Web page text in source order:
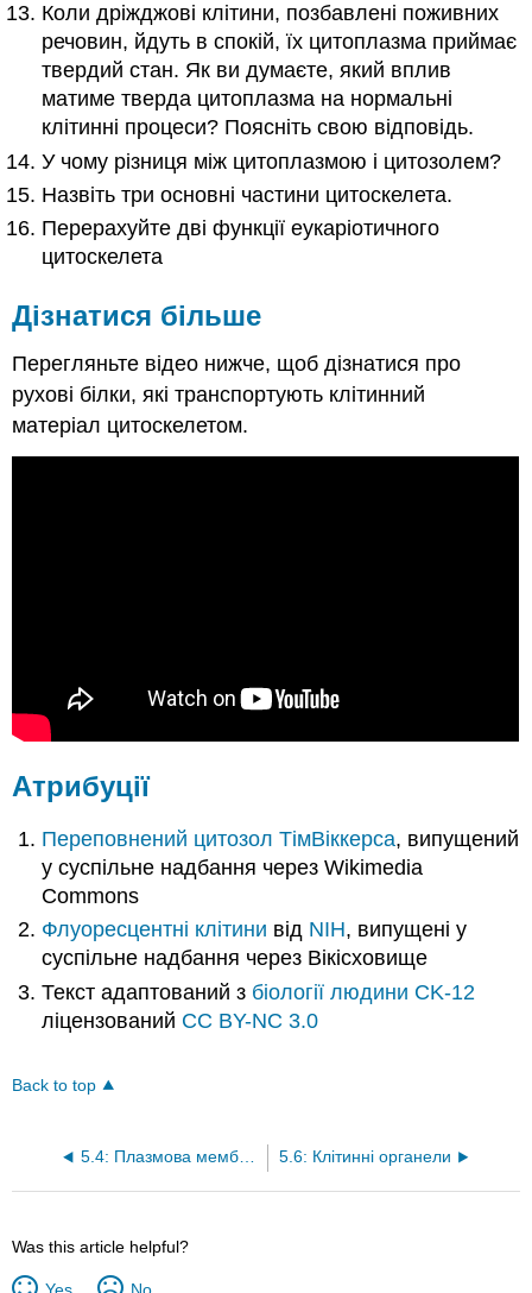
Коли дріжджові клітини, позбавлені поживних
речовин, йдуть в спокій, їх цитоплазма приймає
твердий стан. Як ви думаєте, який вплив
матиме тверда цитоплазма на нормальні
клітинні процеси? Поясніть свою відповідь.
У чому різниця між цитоплазмою і цитозолем?
Назвіть три основні частини цитоскелета.
Перерахуйте дві функції еукаріотичного
цитоскелета
Дізнатися більше
Перегляньте відео нижче, щоб дізнатися про
рухові білки, які транспортують клітинний
матеріал цитоскелетом.
Атрибуції
Переповнений цитозол ТімВіккерса, випущений
у суспільне надбання через Wikimedia
Commons
Флуоресцентні клітини від NIH, випущені у
суспільне надбання через Вікісховище
Текст адаптований з біології людини CK-12
ліцензований CC BY-NC 3.0
Back to top
5.4: Плазмова мембрана 5.6: Клітинні органели
Was this article helpful?